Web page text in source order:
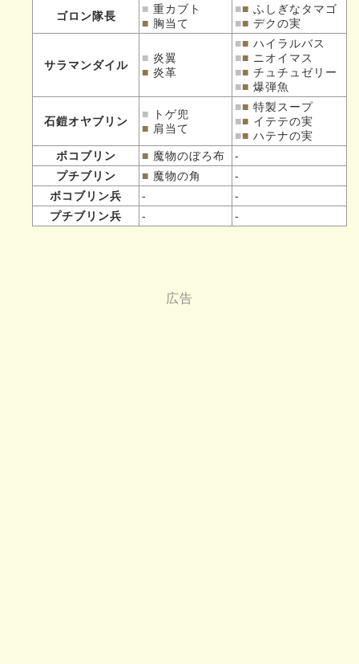
ゴロン隊長
■ 重カブト
■ 胸当て
■■ ふしぎなタマゴ
■■ デクの実
サラマンダイル
■ 炎翼
■ 炎革
■■ ハイラルバス
■■ ニオイマス
■■ チュチュゼリー
■■ 爆弾魚
石鎧オヤブリン
■
トゲ兜
■ 肩当て
■■ 特製スープ
■■ イテテの実
■■ ハテナの実
ボコブリン
■ 魔物のぼろ布
-
プチブリン
■ 魔物の角
-
ボコブリン兵
-
-
プチブリン兵
- -